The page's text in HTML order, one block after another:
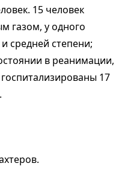
15 человек
газом, у одного
средней степени;
в реанимации,
17